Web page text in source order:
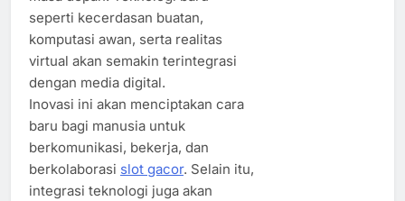
seperti kecerdasan buatan,
komputasi awan, serta realitas
virtual akan semakin terintegrasi
dengan media digital.
Inovasi ini akan menciptakan cara
baru bagi manusia untuk
berkomunikasi, bekerja, dan
berkolaborasi slot gacor. Selain itu,
integrasi teknologi juga akan